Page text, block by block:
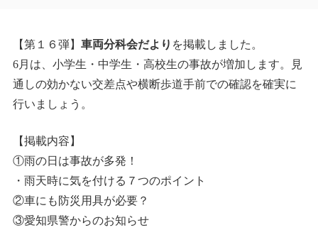
【第１６弾】 車両分科会だより を掲載しました。
6月は、小学生・中学生・高校生の事故が増加します。見
通しの効かない交差点や横断歩道手前での確認を確実に
行いましょう。
【掲載内容】
①雨の日は事故が多発！
・雨天時に気を付ける７つのポイント
②車にも防災用具が必要？
③愛知県警からのお知らせ